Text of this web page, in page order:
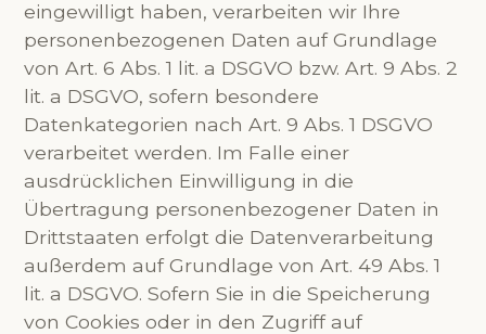
eingewilligt haben, verarbeiten wir Ihre
personenbezogenen Daten auf Grundlage
von Art. 6 Abs. 1 lit. a DSGVO bzw. Art. 9 Abs. 2
lit. a DSGVO, sofern besondere
Datenkategorien nach Art. 9 Abs. 1 DSGVO
verarbeitet werden. Im Falle einer
ausdrücklichen Einwilligung in die
Übertragung personenbezogener Daten in
Drittstaaten erfolgt die Datenverarbeitung
außerdem auf Grundlage von Art. 49 Abs. 1
lit. a DSGVO. Sofern Sie in die Speicherung
von Cookies oder in den Zugriff auf